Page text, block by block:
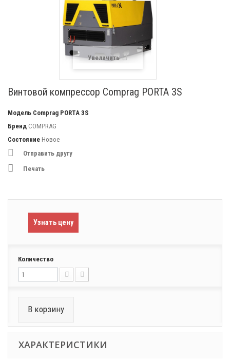
Увеличить
Винтовой компрессор Comprag PORTA 3S
Модель Comprag PORTA 3S
Бренд COMPRAG
Состояние Новое
Отправить другу
Печать
Узнать цену
Количество
В корзину
ХАРАКТЕРИСТИКИ